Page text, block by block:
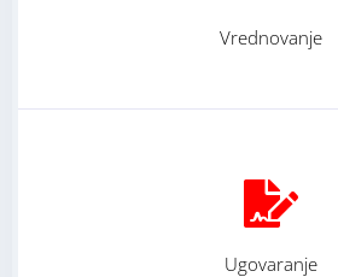
Vrednovanje
Ugovaranje